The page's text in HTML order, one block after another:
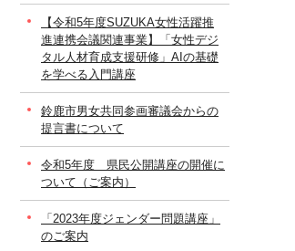
【令和5年度SUZUKA女性活躍推
進連携会議関連事業】「女性デジ
タル人材育成支援研修」AIの基礎
を学べる入門講座
鈴鹿市男女共同参画審議会からの
提言書について
令和5年度 県民公開講座の開催に
ついて（ご案内）
「2023年度ジェンダー問題講座」
のご案内